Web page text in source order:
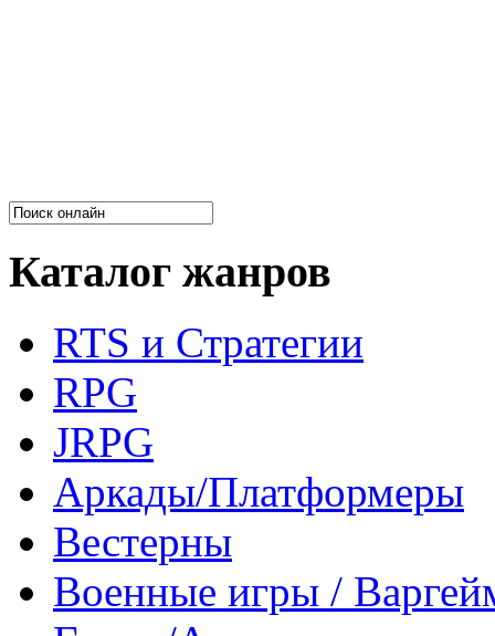
Каталог жанров
RTS и Стратегии
RPG
JRPG
Аркады/Платформеры
Вестерны
Военные игры /